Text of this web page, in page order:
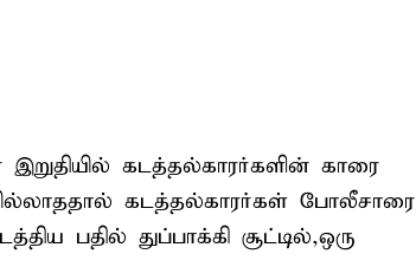
கடத்தல்காரர்களின் காரை
கடத்தல்காரர்கள் போலீசாரை
பதில் துப்பாக்கி சூட்டில்,ஒரு